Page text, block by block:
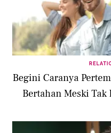
Begini Caranya
Bertahan Meski